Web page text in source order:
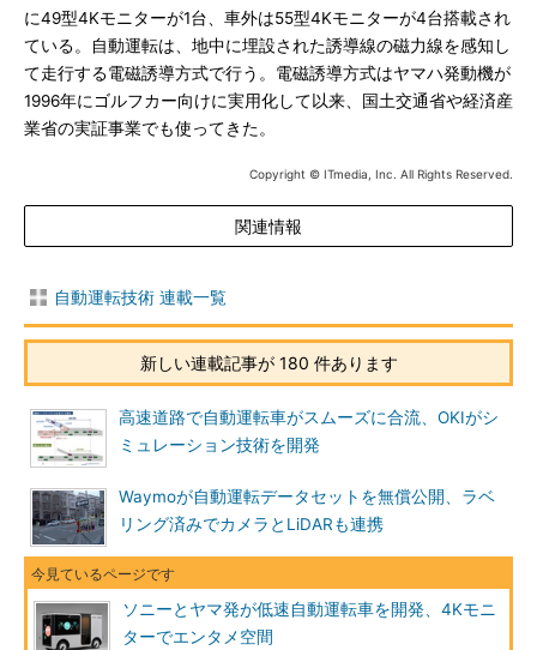
に49型4Kモニターが1台、車外は55型4Kモニターが4台搭載され
ている。自動運転は、地中に埋設された誘導線の磁力線を感知し
て走行する電磁誘導方式で行う。電磁誘導方式はヤマハ発動機が
1996年にゴルフカー向けに実用化して以来、国土交通省や経済産
業省の実証事業でも使ってきた。
Copyright © ITmedia, Inc. All Rights Reserved.
関連情報
自動運転技術 連載一覧
新しい連載記事が 180 件あります
高速道路で自動運転車がスムーズに合流、OKIがシ
ミュレーション技術を開発
Waymoが自動運転データセットを無償公開、ラベ
リング済みでカメラとLiDARも連携
ソニーとヤマ発が低速自動運転車を開発、4Kモニ
ターでエンタメ空間